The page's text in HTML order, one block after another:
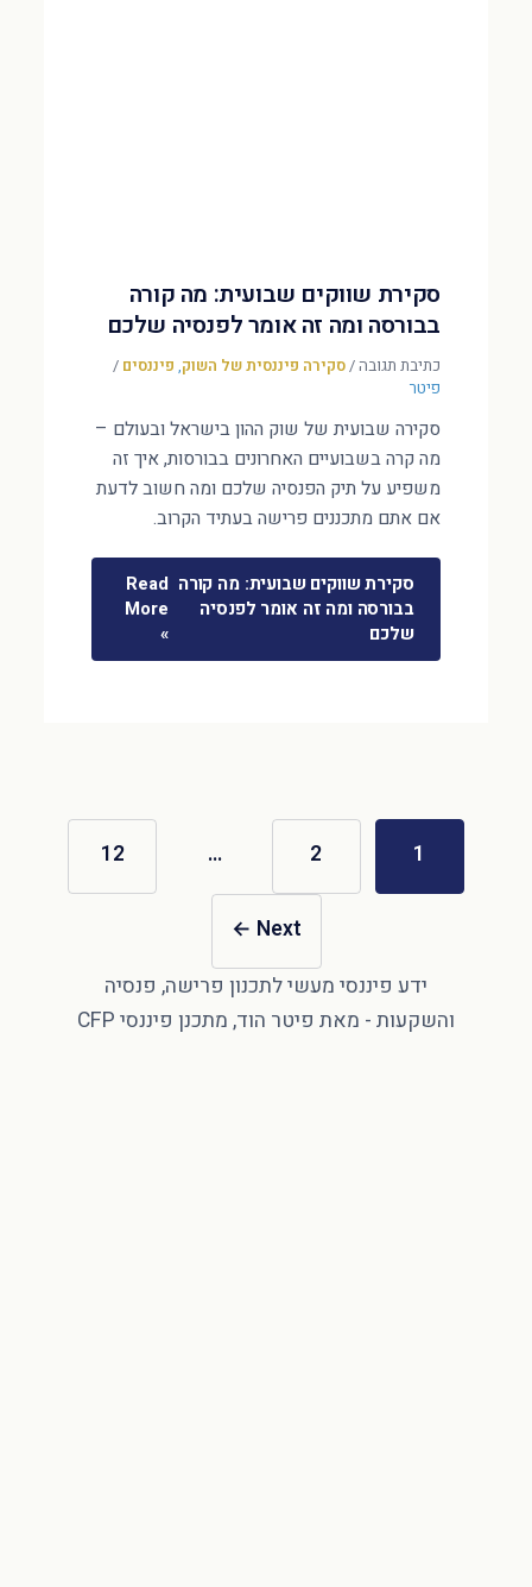
סקירת שווקים שבועית: מה קורה
בבורסה ומה זה אומר לפנסיה שלכם
כתיבת תגובה/סקירה פיננסית של השוק, פיננסים /
פיטר
סקירה שבועית של שוק ההון בישראל ובעולם –
מה קרה בשבועיים האחרונים בבורסות, איך זה
משפיע על תיק הפנסיה שלכם ומה חשוב לדעת
אם אתם מתכננים פרישה בעתיד הקרוב.
סקירת שווקים שבועית: מה קורה
בבורסה ומה זה אומר לפנסיה
שלכם
Read
More
»
1
2
…
12
Next
←